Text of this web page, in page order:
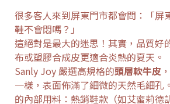
很多客人來到屏東門市都會問：「屏
鞋不會悶嗎？」
這絕對是最大的迷思！其實，品質好
布或塑膠合成皮更適合炎熱的夏天。
Sanly Joy 嚴選高規格的頭層軟牛皮
一樣，表面佈滿了細微的天然毛細孔
的內部用料：熱銷鞋款（如艾蜜莉德